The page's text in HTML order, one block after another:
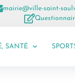
mairie@ville-saint-
SANTÉ